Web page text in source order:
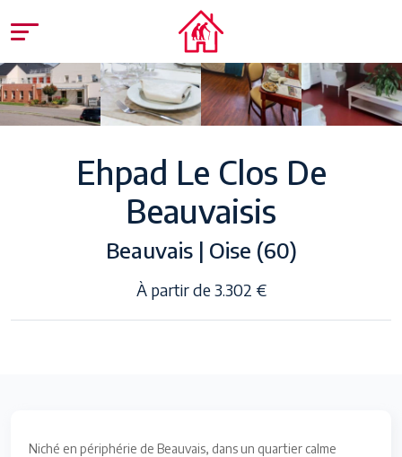
Ehpad Le Clos De
Beauvaisis
Beauvais | Oise (60)
À partir de 3.302 €
Niché en périphérie de Beauvais, dans un quartier calme